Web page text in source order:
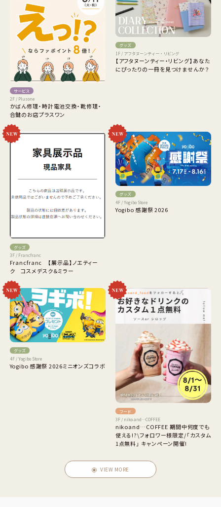
サービス
2F / Plusone
かばん修理・時計電池交換・靴修理・
合鍵のお店プラスワン
グッズ
1F / アフタヌーンティー・リビング
【アフタヌーンティー・リビング】あなた
にぴったりの一冊を見つけませんか？
グッズ
3F / Francfranc
Francfranc 【展示品】ノエティー
ク コスメデスク＆ミラー
グッズ
4F / Yogibo Store
Yogibo 感謝祭 2026
グッズ
4F / Yogibo Store
Yogibo 感謝祭 2026ミニオンズコラボ
フード
3F / niko and…COFFEE
nikoand…COFFEE 期間中何度でも
使える!?\フォロワー様限定/「カスタム
1点無料」 キャンペーン開催!
VIEW MORE